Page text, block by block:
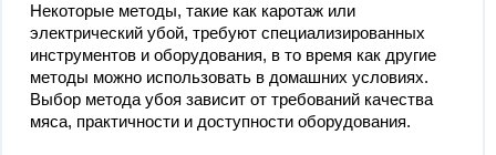
Некоторые методы, такие как каротаж или
электрический убой, требуют специализированных
инструментов и оборудования, в то время как другие
методы можно использовать в домашних условиях.
Выбор метода убоя зависит от требований качества
мяса, практичности и доступности оборудования.